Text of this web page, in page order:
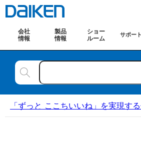
会社
情報
製品
情報
ショー
ルーム
サポート
「ずっと ここちいいね」を実現す